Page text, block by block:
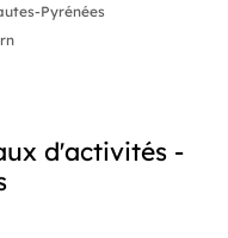
Pyrénées
d'activités -